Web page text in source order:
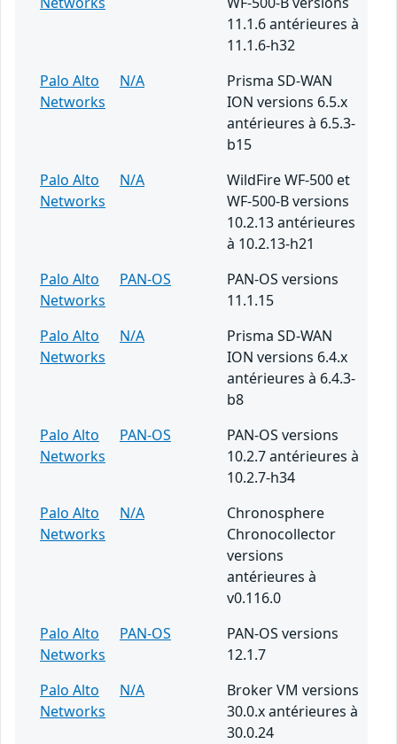
11.1.6 antérieures à
11.1.6-h32
Palo Alto
Networks
N/A
Prisma SD-WAN
ION versions 6.5.x
antérieures à 6.5.3-
b15
Palo Alto
Networks
N/A
WildFire WF-500 et
WF-500-B versions
10.2.13 antérieures
à 10.2.13-h21
Palo Alto
Networks
PAN-OS
PAN-OS versions
11.1.15
Palo Alto
Networks
N/A
Prisma SD-WAN
ION versions 6.4.x
antérieures à 6.4.3-
b8
Palo Alto
Networks
PAN-OS
PAN-OS versions
10.2.7 antérieures à
10.2.7-h34
Palo Alto
Networks
N/A
Chronosphere
Chronocollector
versions
antérieures à
v0.116.0
Palo Alto
Networks
PAN-OS
PAN-OS versions
12.1.7
Palo Alto
Networks
N/A
Broker VM versions
30.0.x antérieures à
30.0.24